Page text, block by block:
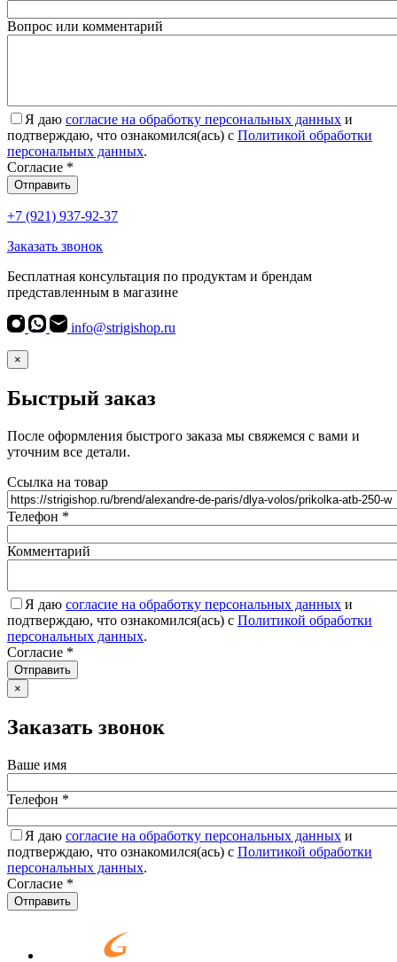
Вопрос или комментарий
Я даю согласие на обработку персональных данных и
подтверждаю, что ознакомился(ась) с Политикой обработки
персональных данных.
Согласие *
Отправить
+7 (921) 937-92-37
Заказать звонок
Бесплатная консультация по продуктам и брендам
представленным в магазине
info@strigishop.ru
×
Быстрый заказ
После оформления быстрого заказа мы свяжемся с вами и
уточним все детали.
Ссылка на товар
Телефон *
Комментарий
Я даю согласие на обработку персональных данных и
подтверждаю, что ознакомился(ась) с Политикой обработки
персональных данных.
Согласие *
Отправить
×
Заказать звонок
Ваше имя
Телефон *
Я даю согласие на обработку персональных данных и
подтверждаю, что ознакомился(ась) с Политикой обработки
персональных данных.
Согласие *
Отправить